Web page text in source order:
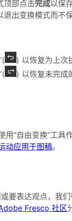
顶部点击完成以保
退出变换模式而不
) 以恢复为上次
) 以恢复未完成
用“自由变换”工具
动应用于图稿。
要表达观点，我
Fresco 社区